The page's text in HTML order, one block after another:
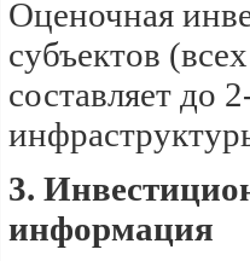
Оценочная
субъектов
составляет до
3.
информация